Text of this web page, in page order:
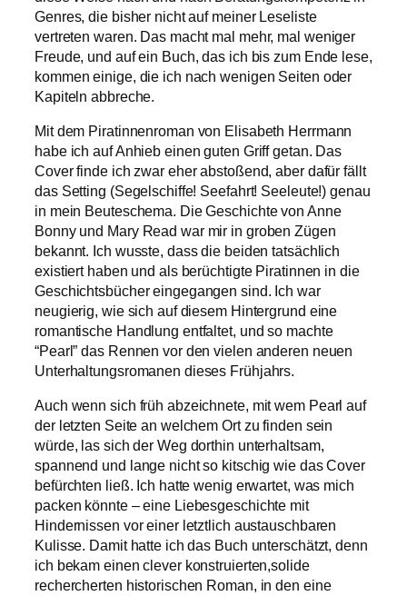
Genres, die bisher nicht auf meiner Leseliste
vertreten waren. Das macht mal mehr, mal weniger
Freude, und auf ein Buch, das ich bis zum Ende lese,
kommen einige, die ich nach wenigen Seiten oder
Kapiteln abbreche.
Mit dem Piratinnenroman von Elisabeth Herrmann
habe ich auf Anhieb einen guten Griff getan. Das
Cover finde ich zwar eher abstoßend, aber dafür fällt
das Setting (Segelschiffe! Seefahrt! Seeleute!) genau
in mein Beuteschema. Die Geschichte von Anne
Bonny und Mary Read war mir in groben Zügen
bekannt. Ich wusste, dass die beiden tatsächlich
existiert haben und als berüchtigte Piratinnen in die
Geschichtsbücher eingegangen sind. Ich war
neugierig, wie sich auf diesem Hintergrund eine
romantische Handlung entfaltet, und so machte
“Pearl” das Rennen vor den vielen anderen neuen
Unterhaltungsromanen dieses Frühjahrs.
Auch wenn sich früh abzeichnete, mit wem Pearl auf
der letzten Seite an welchem Ort zu finden sein
würde, las sich der Weg dorthin unterhaltsam,
spannend und lange nicht so kitschig wie das Cover
befürchten ließ. Ich hatte wenig erwartet, was mich
packen könnte – eine Liebesgeschichte mit
Hindernissen vor einer letztlich austauschbaren
Kulisse. Damit hatte ich das Buch unterschätzt, denn
ich bekam einen clever konstruierten,solide
rechercherten historischen Roman, in den eine